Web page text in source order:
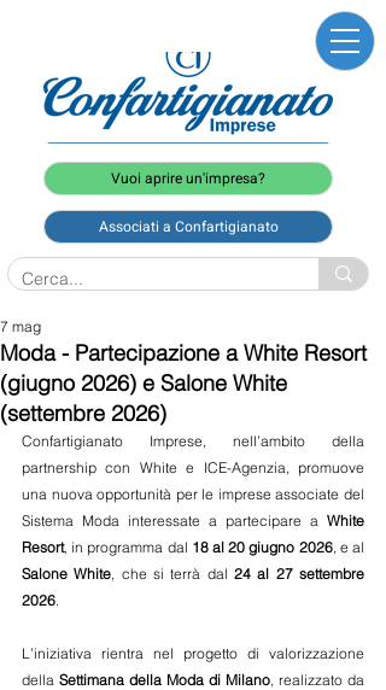
Vuoi aprire un'impresa?
Associati a Confartigianato
Moda - Partecipazione a White Resort
(giugno 2026) e Salone White
(settembre 2026)
7 mag
Confartigianato Imprese, nell’ambito della
partnership con White e ICE-Agenzia, promuove
una nuova opportunità per le imprese associate del
Sistema Moda interessate a partecipare a White
Resort, in programma dal 18 al 20 giugno 2026
Salone White, che si terrà dal 24 al 27 settembre
2026.
L’iniziativa rientra nel progetto di valorizzazione
della Settimana della Moda di Milano, realizzato da